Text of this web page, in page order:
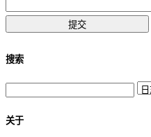
搜索
关于